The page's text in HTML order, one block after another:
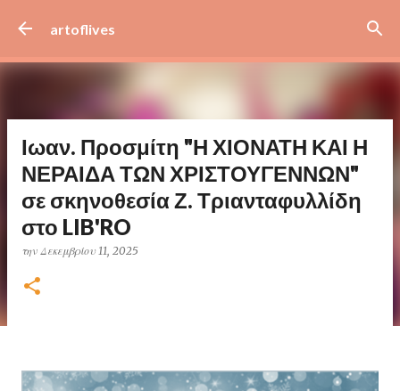
artoflives
Ιωαν. Προσμίτη "Η ΧΙΟΝΑΤΗ ΚΑΙ Η
ΝΕΡΑΙΔΑ ΤΩΝ ΧΡΙΣΤΟΥΓΕΝΝΩΝ"
σε σκηνοθεσία Ζ. Τριανταφυλλίδη
στο LIB'RO
την Δεκεμβρίου 11, 2025